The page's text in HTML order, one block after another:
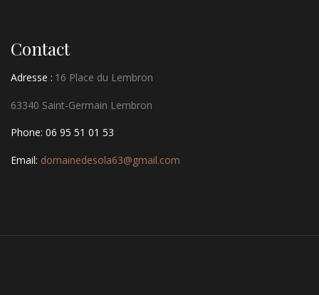
Contact
Adresse : 16 Place du Lembron
63340 Saint-Germain Lembron
Phone: 06 95 51 01 53
Email: domainedesola63@gmail.com